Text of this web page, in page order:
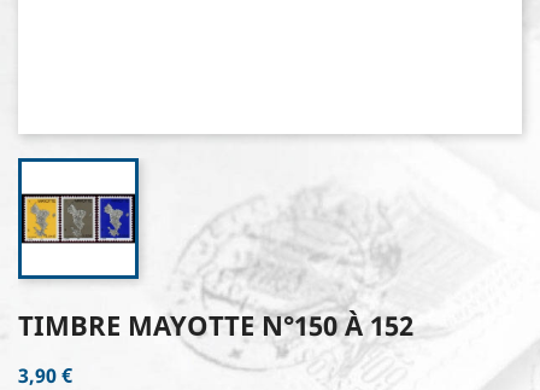
TIMBRE MAYOTTE N°150 À 152
3,90 €